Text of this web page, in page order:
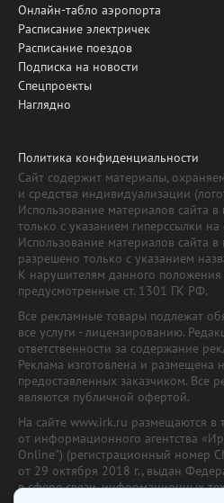
Онлайн-табло аэропорта
Расписание электричек
Расписание поездов
Подписка на новости
Спецпроекты
Наглядно
Политика конфиденциальности
Сайт содержит материалы,
и средства индивидуализации
Использование материалов сайта
только с указанием гиперссылки
Использование материалов сайта
разрешено только с указанием
К нарушителям данного
предусмотренные ст. 1301 ГК РФ.
Все рекламные товары подлежат
все услуги - лицензированию.
ответственности за содержание
Реклама изготовлена и размещена
предоставленных заказчиком. Все
являются публичной офертой.
На сайте www.irk.ru размещаются в
от информационного агентства
Online") (регистрационный
от 29 октября 2018 г., выдан
в сфере связи, информационных